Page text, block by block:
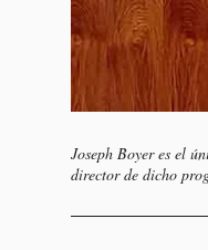
Joseph Boyer es el
director de dicho